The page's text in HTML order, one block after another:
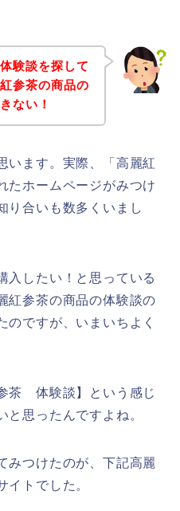
験談を探して
参茶の商品の
ない！
います。実際、「高麗紅
たホームページがみつけ
り合いも数多くいまし
入したい！と思っている
紅参茶の商品の体験談の
のですが、いまいちよく
茶 体験談】という感じ
と思ったんですよね。
みつけたのが、下記高麗
イトでした。